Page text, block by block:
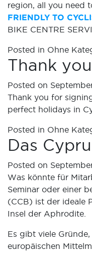
region, all you need
FRIENDLY TO
BIKE CENTRE
Posted in Ohne
Thank you
Posted on
Thank you for
perfect holidays in
Posted in Ohne
Das
Posted on
Was könnte für
Seminar oder einer
(CCB) ist der ideale
Insel der Aphrodite.
Es gibt viele
europäischen